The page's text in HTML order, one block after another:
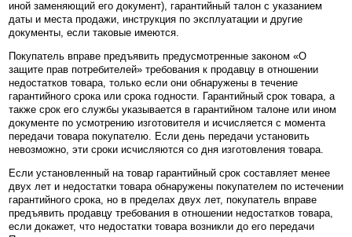
иной заменяющий его документ), гарантийный талон с указанием
даты и места продажи, инструкция по эксплуатации и другие
документы, если таковые имеются.
Покупатель вправе предъявить предусмотренные законом «О
защите прав потребителей» требования к продавцу в отношении
недостатков товара, только если они обнаружены в течение
гарантийного срока или срока годности. Гарантийный срок товара, а
также срок его службы указывается в гарантийном талоне или ином
документе по усмотрению изготовителя и исчисляется с момента
передачи товара покупателю. Если день передачи установить
невозможно, эти сроки исчисляются со дня изготовления товара.
Если установленный на товар гарантийный срок составляет менее
двух лет и недостатки товара обнаружены покупателем по истечении
гарантийного срока, но в пределах двух лет, покупатель вправе
предъявить продавцу требования в отношении недостатков товара,
если докажет, что недостатки товара возникли до его передачи